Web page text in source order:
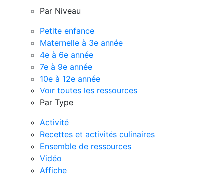
Par Niveau
Petite enfance
Maternelle à 3e année
4e à 6e année
7e à 9e année
10e à 12e année
Voir toutes les ressources
Par Type
Activité
Recettes et activités culinaires
Ensemble de ressources
Vidéo
Affiche